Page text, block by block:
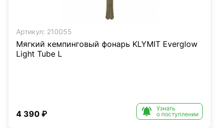
Артикул: 210055
Мягкий кемпинговый фонарь KLYMIT Everglow
Light Tube L
4 390 ₽ 
Узнать
о поступлении